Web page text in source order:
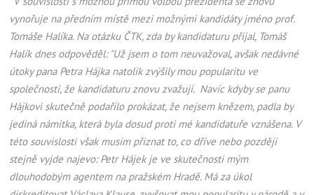
vynořuje na předním místě mezi možnými kandidáty jméno prof.
Tomáše Halíka. Na otázku ČTK, zda by kandidaturu přijal, Tomáš
Halík dnes odpověděl: "Už jsem o tom neuvažoval, avšak nedávné
útoky pana Petra Hájka natolik zvýšily mou popularitu ve
společnosti, že kandidaturu znovu zvažuji. Navíc kdyby se panu
Hájkovi skutečně podařilo prokázat, že nejsem knězem, padla by
jediná námitka, která byla dosud proti mé kandidatuře vznášena. V
této souvislosti však musím přiznat to, co dříve nebo později
stejně vyjde najevo: Petr Hájek je ve skutečnosti mým
dlouhodobým agentem na pražském Hradě. Má za úkol